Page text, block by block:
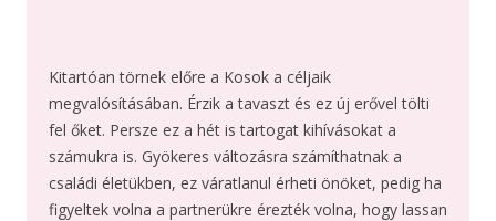
Kitartóan törnek előre a Kosok a céljaik
megvalósításában. Érzik a tavaszt és ez új erővel tölti
fel őket. Persze ez a hét is tartogat kihívásokat a
számukra is. Gyökeres változásra számíthatnak a
családi életükben, ez váratlanul érheti önöket, pedig ha
figyeltek volna a partnerükre érezték volna, hogy lassan